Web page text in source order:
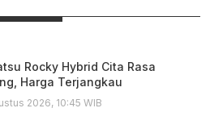
Rocky Hybrid Cita Rasa
Harga Terjangkau
2026, 10:45 WIB